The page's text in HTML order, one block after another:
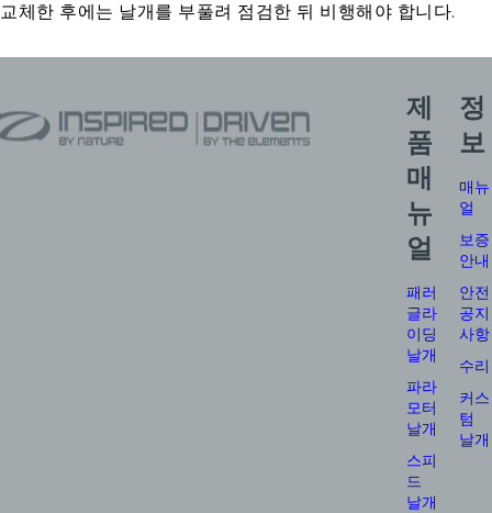
교체한 후에는 날개를 부풀려 점검한 뒤 비행해야 합니다.
제
품
매
뉴
얼
패러
글라
이딩
날개
파라
모터
날개
스피
드
날개
정
보
매뉴
얼
보증
안내
안전
공지
사항
수리
커스
텀
날개